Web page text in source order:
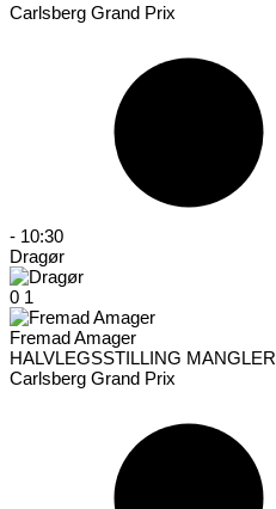
Carlsberg Grand Prix
- 10:30
Dragør
0 1
Fremad Amager
HALVLEGSSTILLING MANGLER
Carlsberg Grand Prix